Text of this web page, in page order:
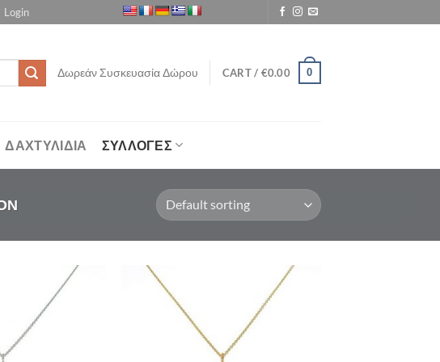
Login
Δωρεάν Συσκευασία Δώρου CART / €0.00 0
ΔΑΧΤΥΛΙΔΙΑ ΣΥΛΛΟΓΕΣ
Προσθήκη
Προσθήκη